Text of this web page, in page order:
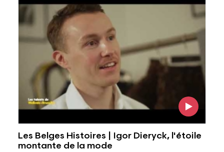
Les Belges Histoires | Igor Dieryck, l'étoile
montante de la mode